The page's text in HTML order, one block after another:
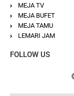
MEJA TV
MEJA BUFET
MEJA TAMU
LEMARI JAM
FOLLOW US